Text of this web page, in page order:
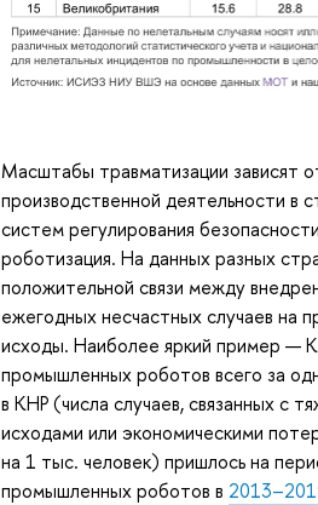
Масштабы травматизации зависят
производственной деятельности в
систем регулирования
роботизация. На данных разных
положительной связи между
ежегодных несчастных случаев на
исходы. Наиболее яркий пример —
промышленных роботов всего за
в КНР (числа случаев, связанных с
исходами или экономическими
на 1 тыс. человек) пришлось на
промышленных роботов в